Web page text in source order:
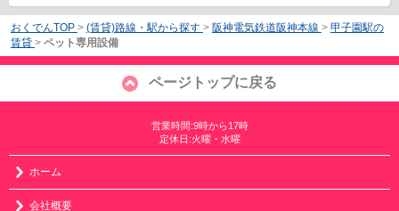
おくでんTOP > (賃貸)路線・駅から探す > 阪神電気鉄道阪神本線 > 甲子園駅の
賃貸 > ペット専用設備
ページトップに戻る
営業時間:9時から17時
定休日:火曜・水曜
ホーム
会社概要